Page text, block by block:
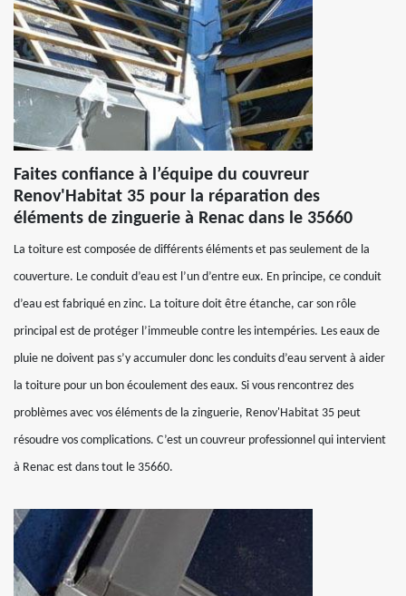
Faites confiance à l’équipe du couvreur
Renov'Habitat 35 pour la réparation des
éléments de zinguerie à Renac dans le 35660
La toiture est composée de différents éléments et pas seulement de la
couverture. Le conduit d’eau est l’un d’entre eux. En principe, ce conduit
d’eau est fabriqué en zinc. La toiture doit être étanche, car son rôle
principal est de protéger l’immeuble contre les intempéries. Les eaux de
pluie ne doivent pas s’y accumuler donc les conduits d’eau servent à aider
la toiture pour un bon écoulement des eaux. Si vous rencontrez des
problèmes avec vos éléments de la zinguerie, Renov'Habitat 35 peut
résoudre vos complications. C’est un couvreur professionnel qui intervient
à Renac est dans tout le 35660.